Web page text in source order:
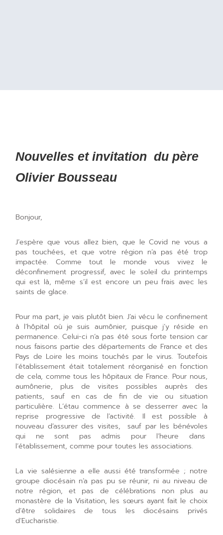
Nouvelles et invitation du père
Olivier Bousseau
Bonjour,
J’espère que vous allez bien, que le Covid ne vous a
pas touchées, et que votre région n’a pas été trop
impactée. Comme tout le monde vous vivez le
déconfinement progressif, avec le soleil du printemps
qui est là, même s’il est encore un peu frais avec les
saints de glace.
Pour ma part, je vais plutôt bien. J’ai vécu le confinement
à l’hôpital où je suis aumônier, puisque j’y réside en
permanence. Celui-ci n’a pas été sous forte tension car
nous faisons partie des départements de France et des
Pays de Loire les moins touchés par le virus. Toutefois
l’établissement était totalement réorganisé en fonction
de cela, comme tous les hôpitaux de France. Pour nous,
aumônerie, plus de visites possibles auprès des
patients, sauf en cas de fin de vie ou situation
particulière. L’étau commence à se desserrer avec la
reprise progressive de l’activité. Il est possible à
nouveau d’assurer des visites, sauf par les bénévoles
qui ne sont pas admis pour l’heure dans
l’établissement, comme pour toutes les associations.
La vie salésienne a elle aussi été transformée ; notre
groupe diocésain n’a pas pu se réunir, ni au niveau de
notre région, et pas de célébrations non plus au
monastère de la Visitation, les sœurs ayant fait le choix
d’être solidaires de tous les diocésains privés
d’Eucharistie.